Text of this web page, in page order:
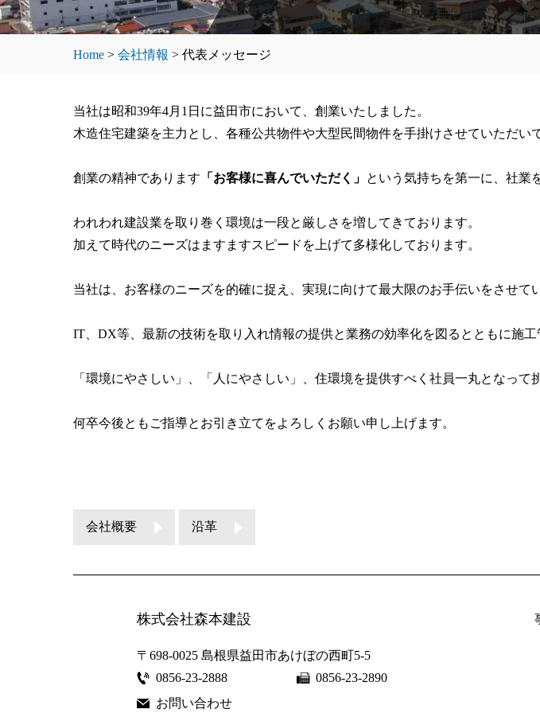
Home > 会社情報 > 代表メッセージ
当社は昭和39年4月1日に益田市において、創業いたしました。
木造住宅建築を主力とし、各種公共物件や大型民間物件を手掛けさせていただい
創業の精神であります 「お客様に喜んでいただく」 という気持ちを第一に、社業
われわれ建設業を取り巻く環境は一段と厳しさを増してきております。
加えて時代のニーズはますますスピードを上げて多様化しております。
当社は、お客様のニーズを的確に捉え、実現に向けて最大限のお手伝いをさせて
IT、DX等、最新の技術を取り入れ情報の提供と業務の効率化を図るとともに施
「環境にやさしい」、「人にやさしい」、住環境を提供すべく社員一丸となって
何卒今後ともご指導とお引き立てをよろしくお願い申し上げます。
会社概要 沿革
株式会社森本建設
〒698-0025 島根県益田市あけぼの西町5-5
0856-23-2888
0856-23-2890
お問い合わせ